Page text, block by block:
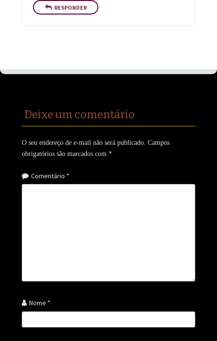
RESPONDER
Deixe um comentário
O seu endereço de e-mail não será publicado. Campos
obrigatórios são marcados com *
Comentário *
Nome *